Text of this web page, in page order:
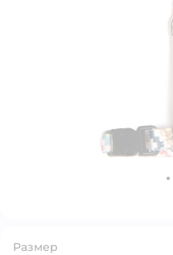
Размер